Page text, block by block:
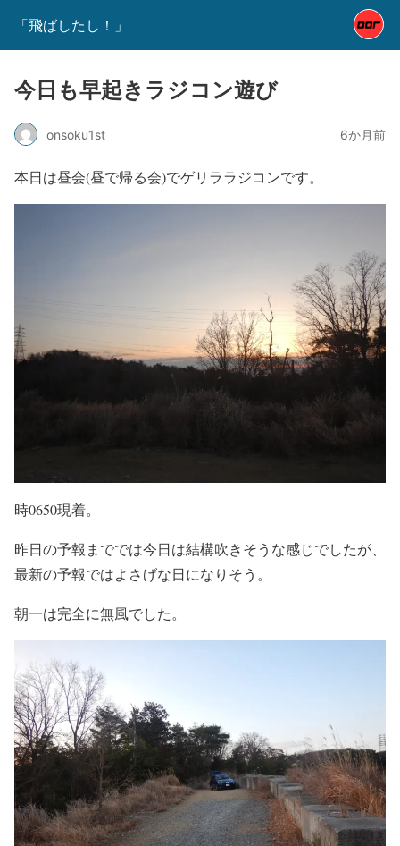
「飛ばしたし！」
今日も早起きラジコン遊び
onsoku1st 6か月前
本日は昼会(昼で帰る会)でゲリララジコンです。
時0650現着。
昨日の予報まででは今日は結構吹きそうな感じでしたが、
最新の予報ではよさげな日になりそう。
朝一は完全に無風でした。